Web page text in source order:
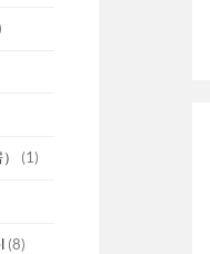
(1)
(8)